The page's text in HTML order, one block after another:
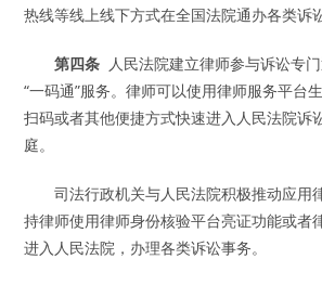
热线等线上线下方式在全国法院通办各类诉
第四条 人民法院建立律师参与诉讼专
“一码通”服务。律师可以使用律师服务平台
扫码或者其他便捷方式快速进入人民法院诉
庭。
司法行政机关与人民法院积极推动应用
持律师使用律师身份核验平台亮证功能或者
进入人民法院，办理各类诉讼事务。